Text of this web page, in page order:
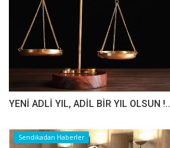
YENİ ADLİ YIL, ADİL BİR YIL OLSUN !..
Sendikadan Haberler